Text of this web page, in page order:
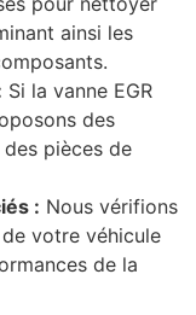
ainsi les
Si la vanne EGR
des
pièces de
: Nous vérifions
votre véhicule
de la